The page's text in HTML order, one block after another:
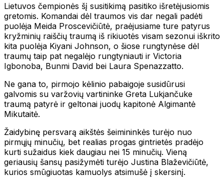
Lietuvos čempionės šį susitikimą pasitiko išretėjusiomis
gretomis. Komandai dėl traumos vis dar negali padėti
puolėja Meida Proscevičiūtė, praėjusiame ture patyrus
kryžminių raiščių traumą iš rikiuotės visam sezonui iškrito
kita puolėja Kiyani Johnson, o šiose rungtynėse dėl
traumų taip pat negalėjo rungtyniauti ir Victoria
Igbonoba, Bunmi David bei Laura Spenazzatto.
Ne gana to, pirmojo kėlinio pabaigoje susidūrusi
galvomis su varžovių vartininke Greta Lukjančuke
traumą patyrė ir geltonai juodų kapitonė Algimantė
Mikutaitė.
Žaidybinę persvarą aikštės šeimininkės turėjo nuo
pirmųjų minučių, bet realias progas gintrietės pradėjo
kurti sužaidus kiek daugiau nei 15 minučių. Vieną
geriausių šansų pasižymėti turėjo Justina Blaževičiūtė,
kurios smūgiuotas kamuolys atsimušė į skersinį.